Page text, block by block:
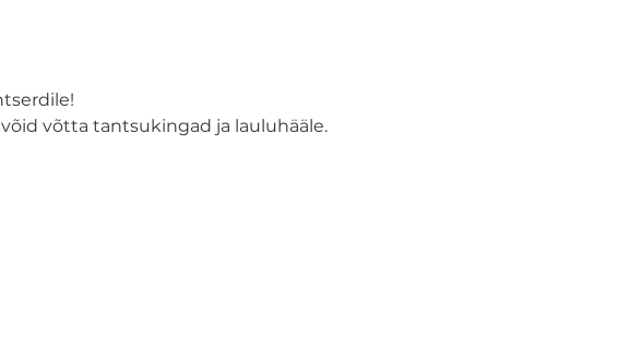
võtta tantsukingad ja lauluhääle.